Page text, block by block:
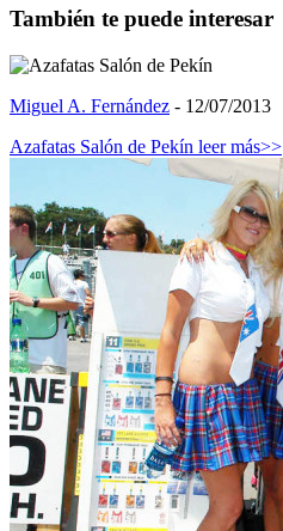
También te puede interesar
Miguel A. Fernández - 12/07/2013
Azafatas Salón de Pekín leer más>>